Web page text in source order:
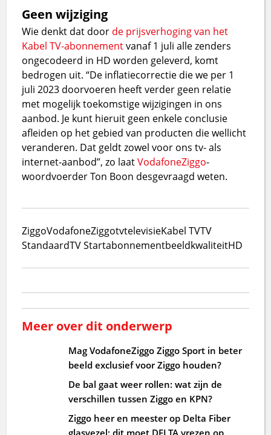
Geen wijziging
Wie denkt dat door de prijsverhoging van het
Kabel TV-abonnementvanaf 1 juli alle zenders
ongecodeerd in HD worden geleverd, komt
bedrogen uit. “De inflatiecorrectie die we per 1
juli 2023 doorvoeren heeft verder geen relatie
met mogelijk toekomstige wijzigingen in ons
aanbod. Je kunt hieruit geen enkele conclusie
afleiden op het gebied van producten die wellicht
veranderen. Dat geldt zowel voor ons tv- als
internet-aanbod”, zo laatVodafoneZiggo-
woordvoerder Ton Boon desgevraagd weten.
ZiggoVodafoneZiggotvtelevisieKabel TVTV
StandaardTV StartabonnementbeeldkwaliteitHD
Meer over dit onderwerp
Mag VodafoneZiggo Ziggo Sport in beter
beeld exclusief voor Ziggo houden?
De bal gaat weer rollen: wat zijn de
verschillen tussen Ziggo en KPN?
Ziggo heer en meester op Delta Fiber
glasvezel: dit moet DELTA vrezen op